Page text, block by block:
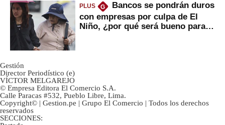
PLUS G
Bancos se pondrán duros
con empresas por culpa de El
Niño, ¿por qué será bueno para
Gestión
Director Periodístico (e)
VÍCTOR MELGAREJO
© Empresa Editora El Comercio S.A.
Calle Paracas #532, Pueblo Libre, Lima.
Copyright© | Gestion.pe | Grupo El Comercio | Todos los derechos
reservados
SECCIONES: